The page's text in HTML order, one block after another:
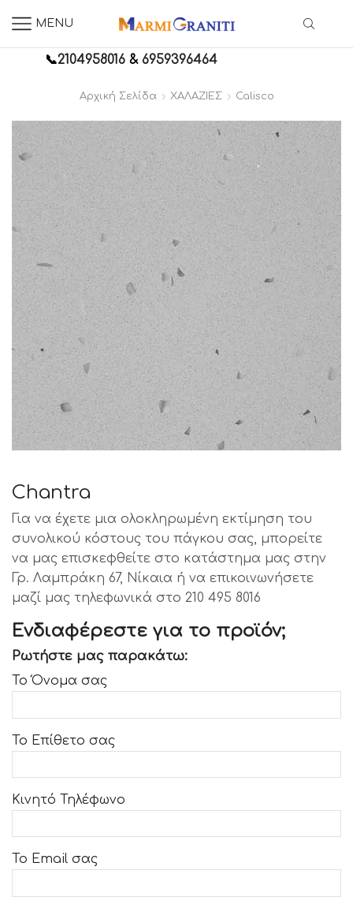
MENU
📞2104958016 &6959396464
Αρχική Σελίδα ΧΑΛΑΖΙΕΣ Calisco
Chantra
Για να έχετε μια ολοκληρωμένη εκτίμηση του
συνολικού κόστους του πάγκου σας, μπορείτε
να μας επισκεφθείτε στο κατάστημα μας στην
Γρ. Λαμπράκη 67, Νίκαια ή να επικοινωνήσετε
μαζί μας τηλεφωνικά στο 210 495 8016
Ενδιαφέρεστε για το προϊόν;
Ρωτήστε μας παρακάτω:
Το Όνομα σας
Το Επίθετο σας
Κινητό Τηλέφωνο
Το Email σας